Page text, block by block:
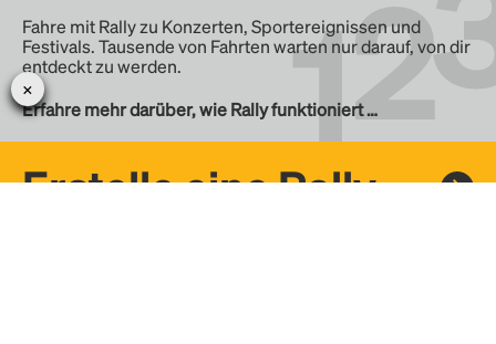
Fahre mit Rally zu Konzerten, Sportereignissen und
Festivals. Tausende von Fahrten warten nur darauf, von dir
entdeckt zu werden.
Erfahre mehr darüber, wie Rally funktioniert …
Erstelle eine Rally